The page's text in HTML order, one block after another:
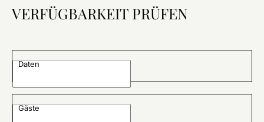
VERFÜGBARKEIT PRÜFEN
Daten
Gäste